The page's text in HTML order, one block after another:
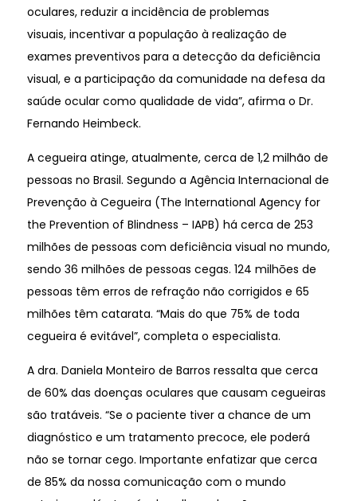
oculares, reduzir a incidência de problemas
visuais, incentivar a população à realização de
exames preventivos para a detecção da deficiência
visual, e a participação da comunidade na defesa da
saúde ocular como qualidade de vida”, afirma o Dr.
Fernando Heimbeck.
A cegueira atinge, atualmente, cerca de 1,2 milhão de
pessoas no Brasil. Segundo a Agência Internacional de
Prevenção à Cegueira (The International Agency for
the Prevention of Blindness – IAPB) há cerca de 253
milhões de pessoas com deficiência visual no mundo,
sendo 36 milhões de pessoas cegas. 124 milhōes de
pessoas têm erros de refração não corrigidos e 65
milhões têm catarata. “Mais do que 75% de toda
cegueira é evitável”, completa o especialista.
A dra. Daniela Monteiro de Barros ressalta que cerca
de 60% das doenças oculares que causam cegueiras
são tratáveis. “Se o paciente tiver a chance de um
diagnóstico e um tratamento precoce, ele poderá
não se tornar cego. Importante enfatizar que cerca
de 85% da nossa comunicação com o mundo